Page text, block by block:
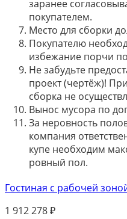
заранее
покупателем.
Место для сборки
Покупателю
избежание порчи
Не забудьте
проект (чертёж)!
сборка не
Вынос мусора по
За неровность
компания
купе необходим
ровный пол.
Гостиная с рабочей
1 912 278₽